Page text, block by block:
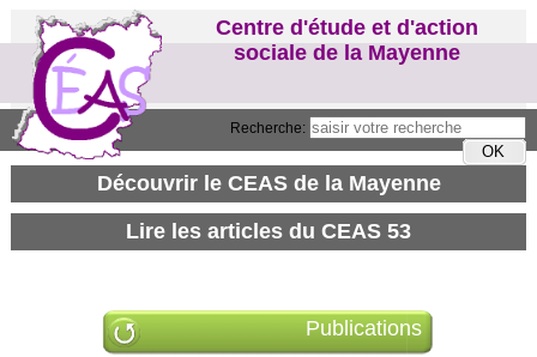
Recherche:
Centre d'étude et d'action
sociale de la Mayenne
Publications